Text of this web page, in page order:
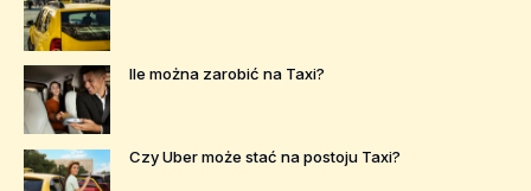
Ile można zarobić na Taxi?
Czy Uber może stać na postoju Taxi?